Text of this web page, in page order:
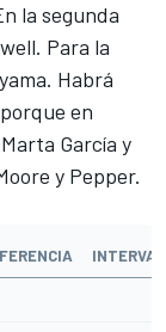
la segunda
Para la
Habrá
en
García y
y Pepper.